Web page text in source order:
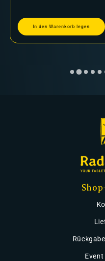
In den Warenkorb legen